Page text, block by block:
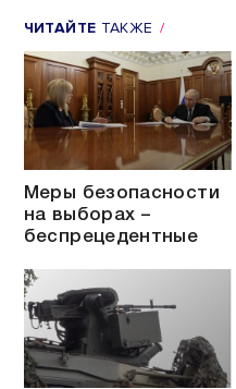
ЧИТАЙТЕ ТАКЖЕ
Меры безопасности
на выборах –
беспрецедентные